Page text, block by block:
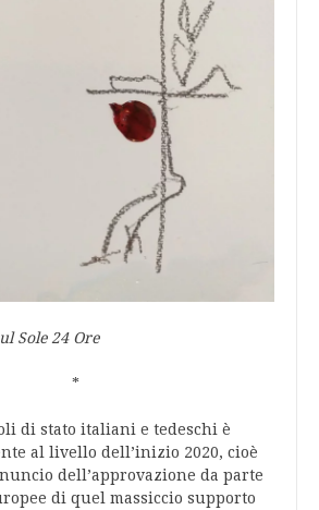
Sole 24 Ore
*
di stato italiani e tedeschi è
al livello dell’inizio 2020, cioè
dell’approvazione da parte
di quel massiccio supporto